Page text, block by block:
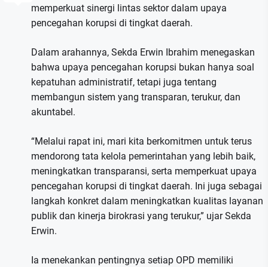
memperkuat sinergi lintas sektor dalam upaya
pencegahan korupsi di tingkat daerah.
Dalam arahannya, Sekda Erwin Ibrahim menegaskan
bahwa upaya pencegahan korupsi bukan hanya soal
kepatuhan administratif, tetapi juga tentang
membangun sistem yang transparan, terukur, dan
akuntabel.
“Melalui rapat ini, mari kita berkomitmen untuk terus
mendorong tata kelola pemerintahan yang lebih baik,
meningkatkan transparansi, serta memperkuat upaya
pencegahan korupsi di tingkat daerah. Ini juga sebagai
langkah konkret dalam meningkatkan kualitas layanan
publik dan kinerja birokrasi yang terukur,” ujar Sekda
Erwin.
Ia menekankan pentingnya setiap OPD memiliki